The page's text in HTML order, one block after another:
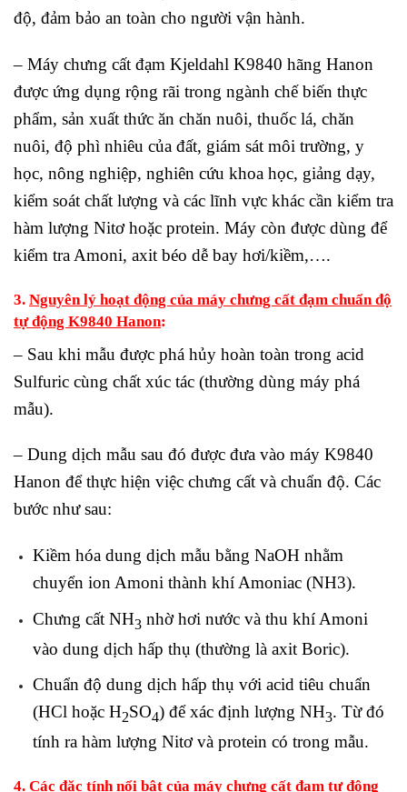
độ, đảm bảo an toàn cho người vận hành.
– Máy chưng cất đạm Kjeldahl K9840 hãng Hanon
được ứng dụng rộng rãi trong ngành chế biến thực
phẩm, sản xuất thức ăn chăn nuôi, thuốc lá, chăn
nuôi, độ phì nhiêu của đất, giám sát môi trường, y
học, nông nghiệp, nghiên cứu khoa học, giảng dạy,
kiểm soát chất lượng và các lĩnh vực khác cần kiểm tra
hàm lượng Nitơ hoặc protein. Máy còn được dùng để
kiểm tra Amoni, axit béo dễ bay hơi/kiềm,….
3. Nguyên lý hoạt động của máy chưng cất đạm chuẩn độ
tự động K9840 Hanon:
– Sau khi mẫu được phá hủy hoàn toàn trong acid
Sulfuric cùng chất xúc tác (thường dùng máy phá
mẫu).
– Dung dịch mẫu sau đó được đưa vào máy K9840
Hanon để thực hiện việc chưng cất và chuẩn độ. Các
bước như sau:
Kiềm hóa dung dịch mẫu bằng NaOH nhằm
chuyển ion Amoni thành khí Amoniac (NH3).
Chưng cất NH3 nhờ hơi nước và thu khí Amoni
vào dung dịch hấp thụ (thường là axit Boric).
Chuẩn độ dung dịch hấp thụ với acid tiêu chuẩn
(HCl hoặc H2SO4) để xác định lượng NH3. Từ đó
tính ra hàm lượng Nitơ và protein có trong mẫu.
4. Các đặc tính nổi bật của máy chưng cất đạm tự động